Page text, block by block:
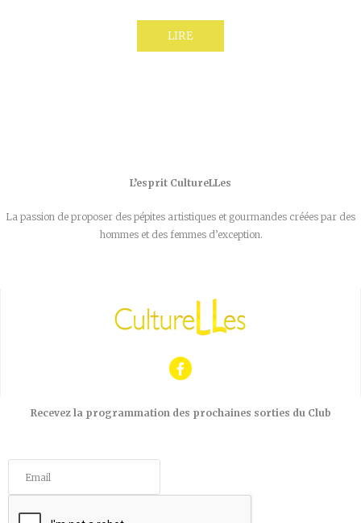
LIRE
L’esprit CultureLLes
La passion de proposer des pépites artistiques et gourmandes créées par des
hommes et des femmes d’exception.
Recevez la programmation des prochaines sorties du Club